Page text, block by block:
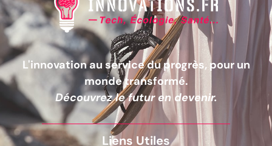
L'innovation au service du progrès, pour un
monde transformé.
Découvrez le futur en devenir.
Liens Utiles